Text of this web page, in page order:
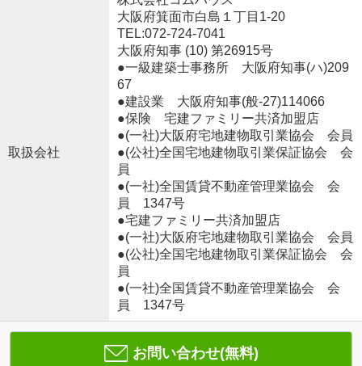
取扱会社
大阪府箕面市白島１丁目1-20
TEL:072-724-7041
大阪府知事 (10) 第26915号
●一級建築士事務所 大阪府知事(ハ)209
67
●建設業 大阪府知事(般‐27)114066
●保険 宅建ファミリー共済加盟店
●(一社)大阪府宅地建物取引業協会 会員
●(公社)全国宅地建物取引業保証協会 会
員
●(一社)全国賃貸不動産管理業協会 会
員 1347号
●宅建ファミリー共済加盟店
●(一社)大阪府宅地建物取引業協会 会員
●(公社)全国宅地建物取引業保証協会 会
員
●(一社)全国賃貸不動産管理業協会 会
員 1347号
お問い合わせ(無料)